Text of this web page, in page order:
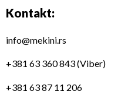
Kontakt:
info@mekini.rs
+381 63 360 843 (Viber)
+381 63 87 11 206